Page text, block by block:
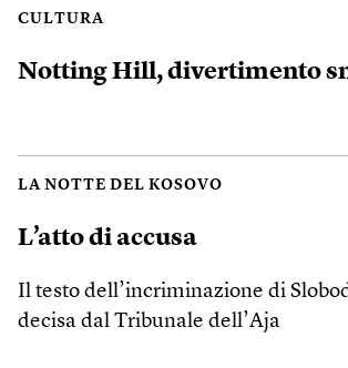
CULTURA
Notting Hill, divertimento
LA NOTTE DEL KOSOVO
L’atto di accusa
Il testo dell’incriminazione di
decisa dal Tribunale dell’Aja